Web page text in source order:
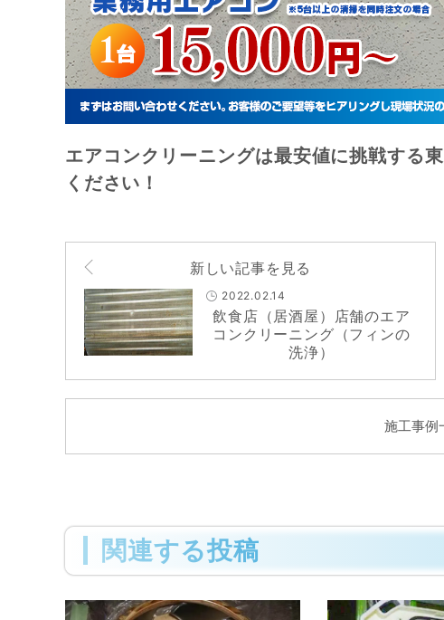
エアコンクリーニングは最安値に挑戦する
ください！
新しい記事を見る
2022.02.14
飲食店（居酒屋）店舗のエア
コンクリーニング（フィンの
洗浄）
施工事例
関連する投稿